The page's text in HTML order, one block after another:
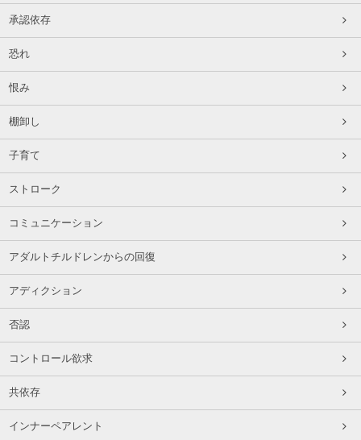
承認依存
恐れ
恨み
棚卸し
子育て
ストローク
コミュニケーション
アダルトチルドレンからの回復
アディクション
否認
コントロール欲求
共依存
インナーペアレント